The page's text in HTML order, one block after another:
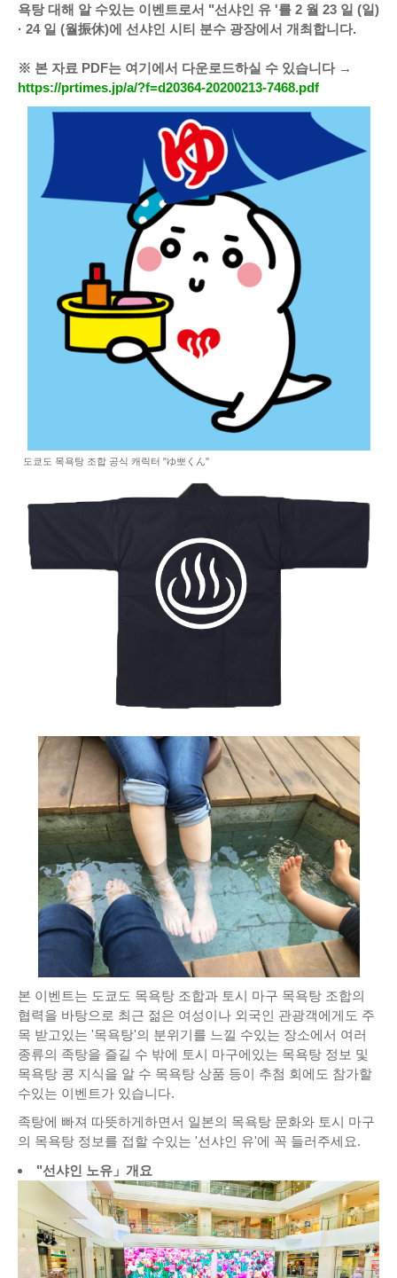
욕탕 대해 알 수있는 이벤트로서 "선샤인 유 '를 2 월 23 일 (일)
· 24 일 (월振休)에 선샤인 시티 분수 광장에서 개최합니다.
※ 본 자료 PDF는 여기에서 다운로드하실 수 있습니다 →
https://prtimes.jp/a/?f=d20364-20200213-7468.pdf
도쿄도 목욕탕 조합 공식 캐릭터 "ゆ뽀くん"
본 이벤트는 도쿄도 목욕탕 조합과 토시 마구 목욕탕 조합의
협력을 바탕으로 최근 젊은 여성이나 외국인 관광객에게도 주
목 받고있는 '목욕탕'의 분위기를 느낄 수있는 장소에서 여러
종류의 족탕을 즐길 수 밖에 토시 마구에있는 목욕탕 정보 및
목욕탕 콩 지식을 알 수 목욕탕 상품 등이 추첨 회에도 참가할
수있는 이벤트가 있습니다.
족탕에 빠져 따뜻하게하면서 일본의 목욕탕 문화와 토시 마구
의 목욕탕 정보를 접할 수있는 '선샤인 유'에 꼭 들러주세요.
"선샤인 노유」개요